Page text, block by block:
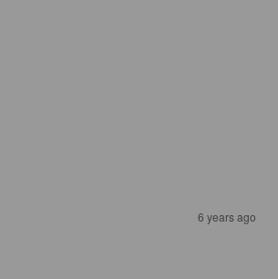
6 years ago